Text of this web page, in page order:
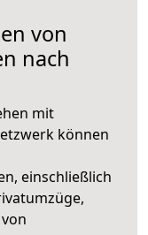
von
nach
mit
können
einschließlich